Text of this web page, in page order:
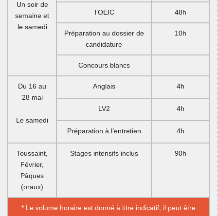
Un soir de
semaine et
le samedi
TOEIC 48h
Préparation au dossier de
candidature
10h
Concours blancs
Du 16 au
28 mai
Le samedi
Anglais 4h
LV2 4h
Préparation à l’entretien 4h
Toussaint,
Février,
Pâques
(oraux)
Stages intensifs inclus 90h
* Le volume horaire est donné à titre indicatif, il peut être